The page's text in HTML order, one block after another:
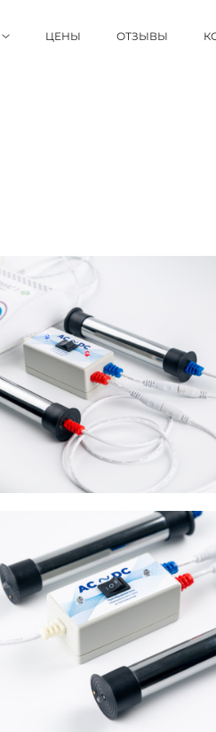
ЦЕНЫ ОТЗЫВЫ